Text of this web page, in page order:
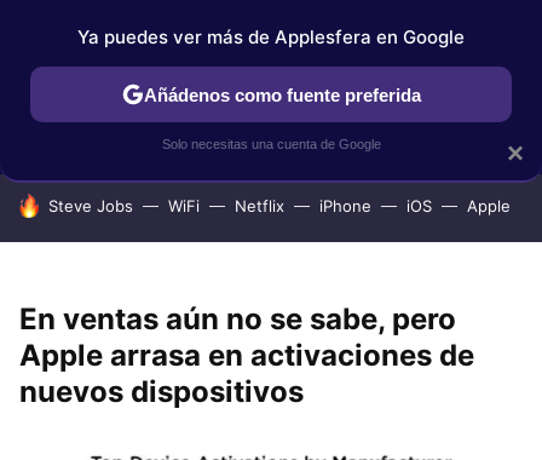
IPHONE TUTORIALES APPLESFERA SELECCIÓN
HOY SE HABLA DE
Steve Jobs WiFi Netflix iPhone iOS Apple
En ventas aún no se sabe, pero
Apple arrasa en activaciones de
nuevos dispositivos
×
Ya puedes ver más de Applesfera en Google
Añádenos como fuente preferida
Solo necesitas una cuenta de Google